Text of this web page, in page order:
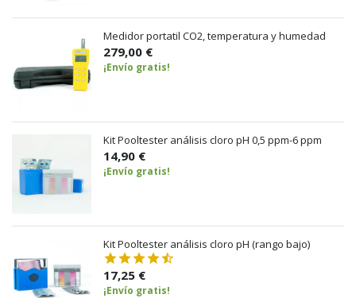
Medidor portatil CO2, temperatura y humedad
279,00 €
¡Envío gratis!
Kit Pooltester análisis cloro pH 0,5 ppm-6 ppm
14,90 €
¡Envío gratis!
Kit Pooltester análisis cloro pH (rango bajo)
17,25 €
¡Envío gratis!